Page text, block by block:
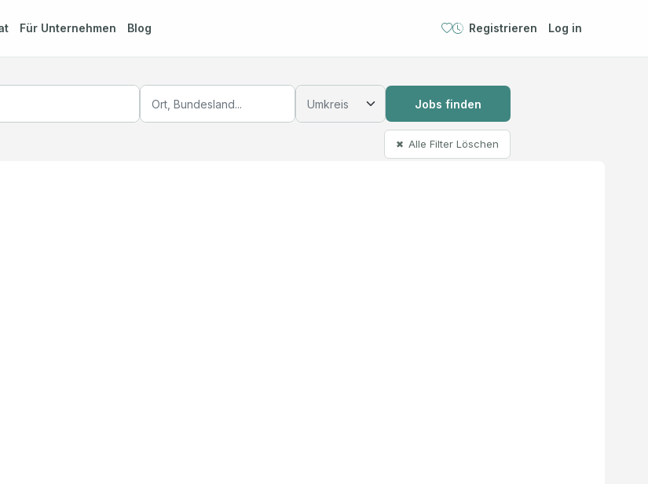
Für Unternehmen Blog Registrieren Log in
Jobs finden
✖ Alle Filter Löschen